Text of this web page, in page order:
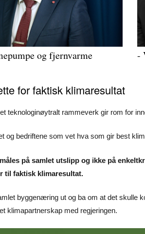
og fjernvarme -
for faktisk klimaresultat
teknologinøytralt rammeverk gir rom for
og bedriftene som vet hva som gir best
på samlet utslipp og ikke på
til faktisk klimaresultat.
byggenæring ut og ba om at det skulle
klimapartnerskap med regjeringen.